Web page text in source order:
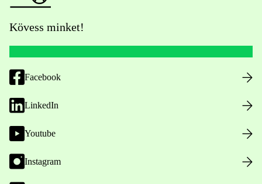
Kövess minket!
Facebook
LinkedIn
Youtube
Instagram